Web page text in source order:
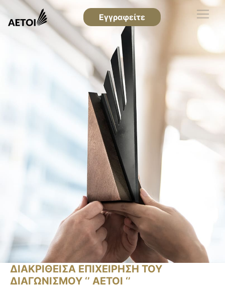
Εγγραφείτε
ΔΙΑΚΡΙΘΕΙΣΑ ΕΠΙΧΕΙΡΗΣΗ ΤΟΥ
ΔΙΑΓΩΝΙΣΜΟΥ ‘’ ΑΕΤΟΙ ‘’